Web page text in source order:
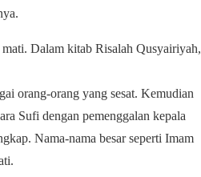
Dalam kitab Risalah Qusyairiyah,
orang-orang yang sesat. Kemudian
Sufi dengan pemenggalan kepala
Nama-nama besar seperti Imam